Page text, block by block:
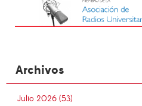
Archivos
Julio 2026 (53)